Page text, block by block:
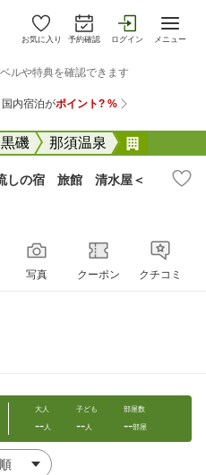
お気に入り 予約確認 ログイン メニュー
磯 那須温泉
しの宿 旅館 清水屋＜
写真 クーポン クチコミ
大人
--人
子ども
--人
部屋数
--部屋